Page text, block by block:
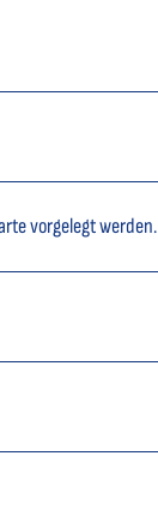
vorgelegt werden.